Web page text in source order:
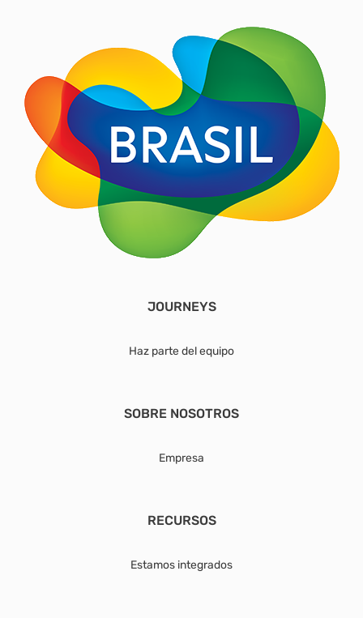
JOURNEYS
Haz parte del equipo
SOBRE NOSOTROS
Empresa
RECURSOS
Estamos integrados